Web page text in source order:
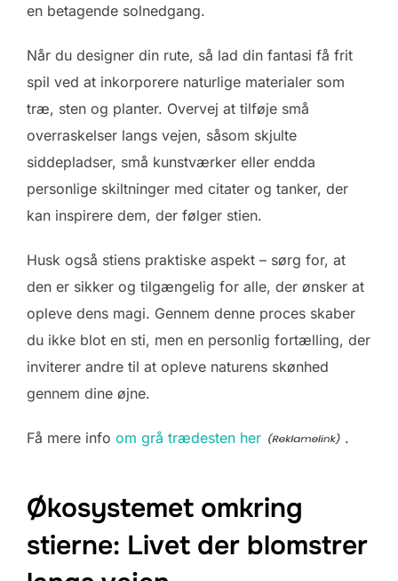
en betagende solnedgang.
Når du designer din rute, så lad din fantasi få frit
spil ved at inkorporere naturlige materialer som
træ, sten og planter. Overvej at tilføje små
overraskelser langs vejen, såsom skjulte
siddepladser, små kunstværker eller endda
personlige skiltninger med citater og tanker, der
kan inspirere dem, der følger stien.
Husk også stiens praktiske aspekt – sørg for, at
den er sikker og tilgængelig for alle, der ønsker at
opleve dens magi. Gennem denne proces skaber
du ikke blot en sti, men en personlig fortælling, der
inviterer andre til at opleve naturens skønhed
gennem dine øjne.
Få mere info om grå trædesten her .
Økosystemet omkring
stierne: Livet der blomstrer